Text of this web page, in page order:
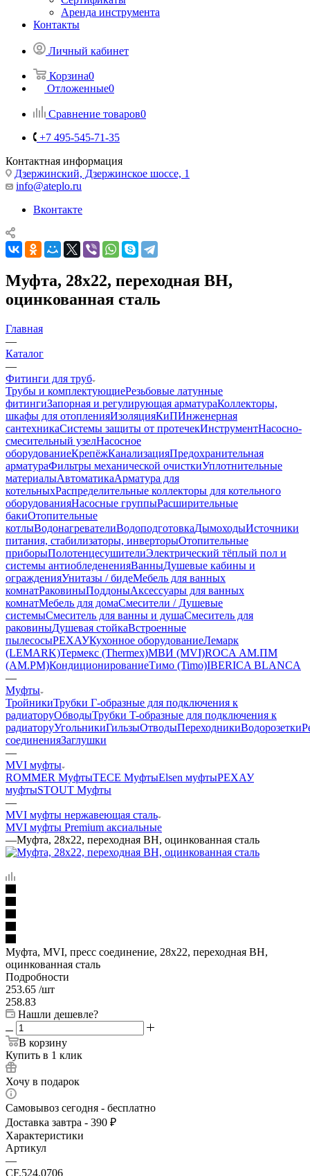
Аренда инструмента
Контакты
Личный кабинет
Корзина0
Отложенные0
Сравнение товаров0
+7 495-545-71-35
Контактная информация
Дзержинский, Дзержинское шоссе, 1
info@ateplo.ru
Вконтакте
Муфта, 28x22, переходная ВН,
оцинкованная сталь
Главная
—
Каталог
—
Фитинги для труб
Трубы и комплектующиеРезьбовые латунные
фитингиЗапорная и регулирующая арматураКоллекторы,
шкафы для отопленияИзоляцияКиПИнженерная
сантехникаСистемы защиты от протечекИнструментНасосно-
смесительный узелНасосное
оборудованиеКрепёжКанализацияПредохранительная
арматураФильтры механической очисткиУплотнительные
материалыАвтоматикаАрматура для
котельныхРаспределительные коллекторы для котельного
оборудованияНасосные группыРасширительные
бакиОтопительные
котлыВодонагревателиВодоподготовкаДымоходыИсточники
питания, стабилизаторы, инверторыОтопительные
приборыПолотенцесушителиЭлектрический тёплый пол и
системы антиобледененияВанныДушевые кабины и
огражденияУнитазы / бидеМебель для ванных
комнатРаковиныПоддоныАксессуары для ванных
комнатМебель для домаСмесители / Душевые
системыСмеситель для ванны и душаСмеситель для
раковиныДушевая стойкаВстроенные
пылесосыРЕХАУКухонное оборудованиеЛемарк
(LEMARK)Термекс (Thermex)МВИ (MVI)ROCA АМ.ПМ
(AM.PM)КондиционированиеТимо (Timo)IBERICA BLANCA
—
Муфты
ТройникиТрубки Г-образные для подключения к
радиаторуОбводыТрубки T-образные для подключения к
радиаторуУгольникиГильзыОтводыПереходникиВодорозетки
соединенияЗаглушки
—
MVI муфты
ROMMER МуфтыTECE МуфтыElsen муфтыРЕХАУ
муфтыSTOUT Муфты
—
MVI муфты нержавеющая сталь
MVI муфты Premium аксиальные
—Муфта, 28x22, переходная ВН, оцинкованная сталь
Муфта, MVI, пресс соединение, 28x22, переходная ВН,
оцинкованная сталь
Подробности
253.65 /шт
258.83
Нашли дешевле?
В корзину
Купить в 1 клик
Хочу в подарок
Самовывоз сегодня - бесплатно
Доставка завтра - 390 ₽
Характеристики
Артикул
—
CF.524.0706